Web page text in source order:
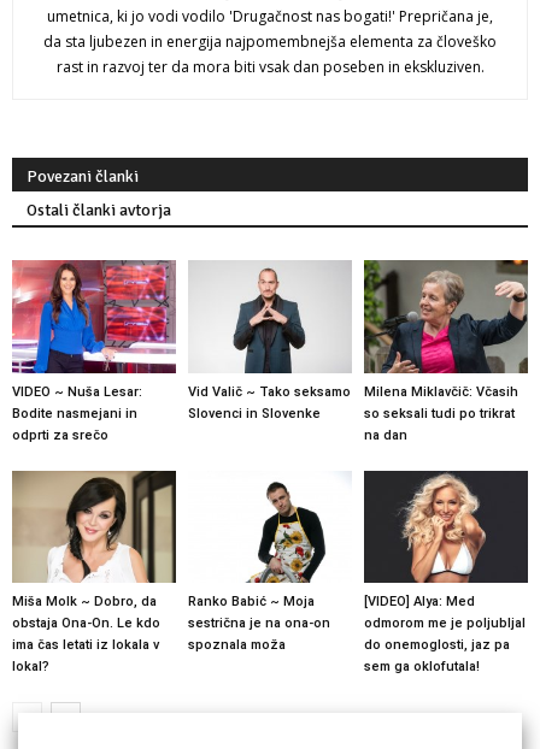
umetnica, ki jo vodi vodilo 'Drugačnost nas bogati!' Prepričana je,
da sta ljubezen in energija najpomembnejša elementa za človeško
rast in razvoj ter da mora biti vsak dan poseben in ekskluziven.
Povezani članki
Ostali članki avtorja
VIDEO ~ Nuša Lesar:
Bodite nasmejani in
odprti za srečo
Vid Valič ~ Tako seksamo
Slovenci in Slovenke
Milena Miklavčič: Včasih
so seksali tudi po trikrat
na dan
Miša Molk ~ Dobro, da
obstaja Ona-On. Le kdo
ima čas letati iz lokala v
lokal?
Ranko Babić ~ Moja
sestrična je na ona-on
spoznala moža
[VIDEO] Alya: Med
odmorom me je poljubljal
do onemoglosti, jaz pa
sem ga oklofutala!